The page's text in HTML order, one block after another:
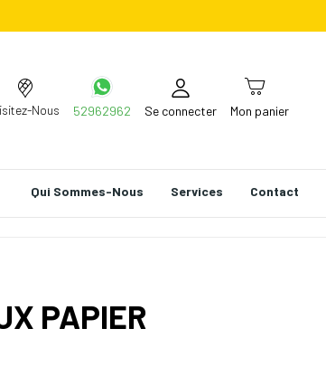
Nous 52962962 Se connecter Mon panier
Qui Sommes-Nous Services Contact
PAPIER